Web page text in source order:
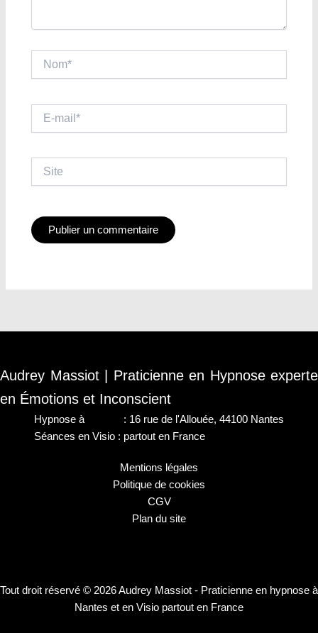
mail*
Audrey Massiot | Praticienne en Hypnose experte
en Émotions et Inconscient
Hypnose à
: 16 rue de l'Allouée, 44100 Nantes
Séances en Visio : partout en France
Mentions légales
Politique de cookies
CGV
Plan du site
Tout droit réservé © 2026 Audrey Massiot - Praticienne en hypnose à
Nantes et en Visio partout en France